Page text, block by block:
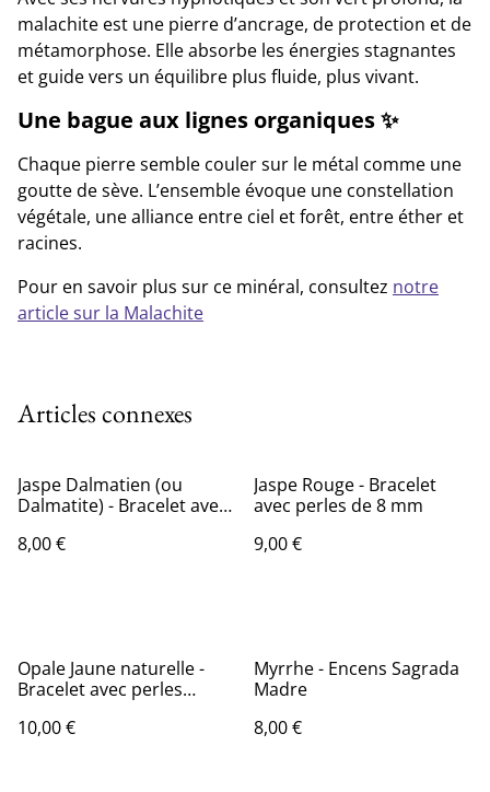
malachite est une pierre d’ancrage, de protection et de
métamorphose. Elle absorbe les énergies stagnantes
et guide vers un équilibre plus fluide, plus vivant.
Une bague aux lignes organiques ✨
Chaque pierre semble couler sur le métal comme une
goutte de sève. L’ensemble évoque une constellation
végétale, une alliance entre ciel et forêt, entre éther et
racines.
Pour en savoir plus sur ce minéral, consultez notre
article sur la Malachite
Articles connexes
Jaspe Dalmatien (ou
Dalmatite) - Bracelet avec
8,00 €
Jaspe Rouge - Bracelet
avec perles de 8 mm
9,00 €
Opale Jaune naturelle -
Bracelet avec perles
10,00 €
Myrrhe - Encens Sagrada
Madre
8,00 €